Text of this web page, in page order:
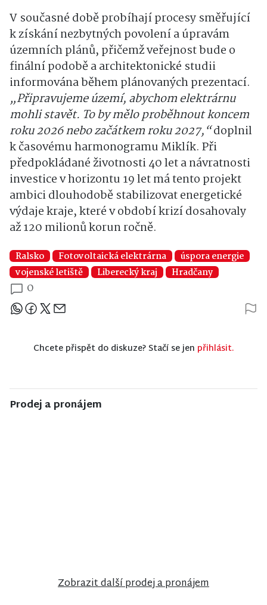
V současné době probíhají procesy směřující
k získání nezbytných povolení a úpravám
územních plánů, přičemž veřejnost bude o
finální podobě a architektonické studii
informována během plánovaných prezentací.
„Připravujeme území, abychom elektrárnu
mohli stavět. To by mělo proběhnout koncem
roku 2026 nebo začátkem roku 2027,“doplnil
k časovému harmonogramu Miklík. Při
předpokládané životnosti 40 let a návratnosti
investice v horizontu 19 let má tento projekt
ambici dlouhodobě stabilizovat energetické
výdaje kraje, které v období krizí dosahovaly
až 120 milionů korun ročně.
Ralsko Fotovoltaická elektrárna
úspora energie
vojenské letiště
Liberecký kraj Hradčany
0
Sdílejte článek
Chcete přispět do diskuze? Stačí se jen přihlásit.
Prodej a pronájem
Zobrazit další prodej a pronájem